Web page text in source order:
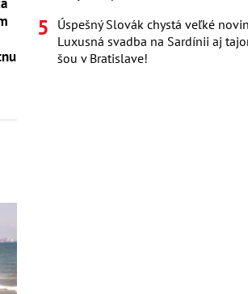
Úspešný Slovák chystá veľké
Luxusná svadba na Sardínii aj
šou v Bratislave!